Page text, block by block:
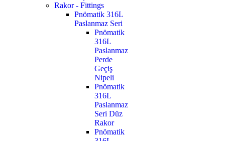
Rakor - Fittings
Pnömatik 316L
Paslanmaz Seri
Pnömatik
316L
Paslanmaz
Perde
Geçiş
Nipeli
Pnömatik
316L
Paslanmaz
Seri Düz
Rakor
Pnömatik